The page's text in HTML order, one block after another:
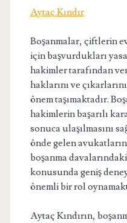
Aytaç Kındır
Boşanmalar, çiftlerin
için başvurdukları
hakimler tarafından
haklarını ve
önem taşımaktadır.
hakimlerin başarılı
sonuca ulaşılmasını
önde gelen
boşanma
konusunda geniş
önemli bir rol
Aytaç Kındırın,